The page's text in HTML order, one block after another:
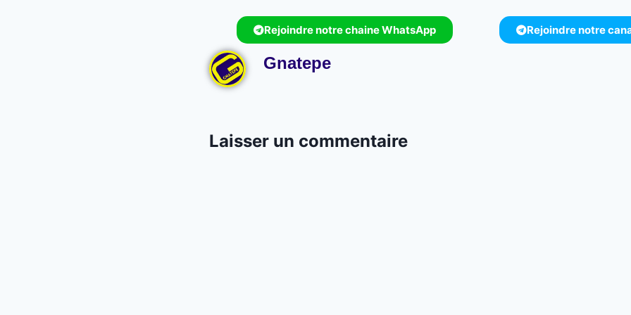
Rejoindre notre chaine WhatsApp Rejoindre notre
Gnatepe
Laisser un commentaire